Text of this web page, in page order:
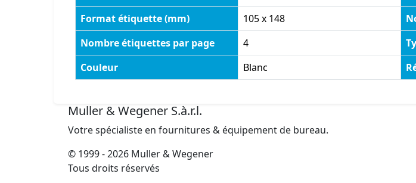
Format étiquette (mm)
105 x 148
Nombre étiquettes par page
4
Couleur
Blanc
Muller & Wegener S.à.r.l.
Votre spécialiste en fournitures & équipement de bureau.
© 1999 - 2026 Muller & Wegener
Tous droits réservés